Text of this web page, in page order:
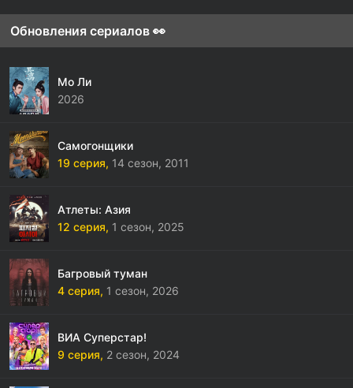
Обновления сериалов 👀
Мо Ли
2026
Самогонщики
19 серия, 14 сезон, 2011
Атлеты: Азия
12 серия, 1 сезон, 2025
Багровый туман
4 серия, 1 сезон, 2026
ВИА Суперстар!
9 серия, 2 сезон, 2024